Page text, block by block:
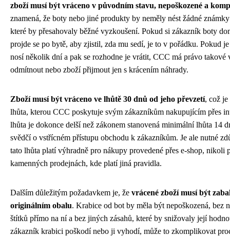
zboží musí být vráceno v původním stavu, nepoškozené a
znamená, že boty nebo jiné produkty by neměly nést žádné
které by přesahovaly běžné vyzkoušení. Pokud si zákazník boty
projde se po bytě, aby zjistil, zda mu sedí, je to v pořádku. Pokud
nosí několik dní a pak se rozhodne je vrátit, CCC má právo takové
odmítnout nebo zboží přijmout jen s krácením náhrady.
Zboží musí být vráceno ve lhůtě 30 dnů od jeho převzetí, což je
lhůta, kterou CCC poskytuje svým zákazníkům nakupujícím přes
lhůta je dokonce delší než zákonem stanovená minimální lhůta 14
svědčí o vstřícném přístupu obchodu k zákazníkům. Je ale nutné
tato lhůta platí výhradně pro nákupy provedené přes e-shop, nikoli
kamenných prodejnách, kde platí jiná pravidla.
Dalším důležitým požadavkem je, že vrácené zboží musí být
originálním obalu. Krabice od bot by měla být nepoškozená, bez
štítků přímo na ní a bez jiných zásahů, které by snižovaly její
zákazník krabici poškodí nebo ji vyhodí, může to zkomplikovat